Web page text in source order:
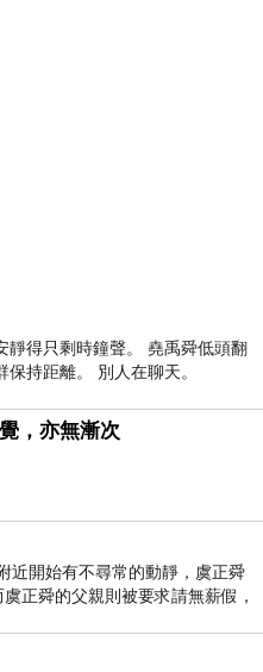
靜得只剩時鐘聲。 堯禹舜低頭翻
持距離。 別人在聊天。
，亦無漸次
開始有不尋常的動靜，虞正舜
正舜的父親則被要求請無薪假，